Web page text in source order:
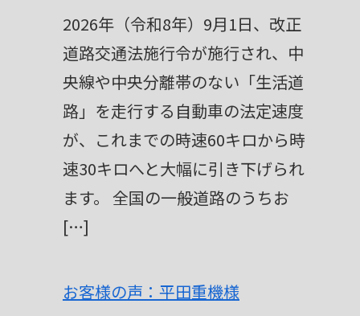
2026年（令和8年）9月1日、改正
道路交通法施行令が施行され、中
央線や中央分離帯のない「生活道
路」を走行する自動車の法定速度
が、これまでの時速60キロから時
速30キロへと大幅に引き下げられ
ます。 全国の一般道路のうちお
[…]
お客様の声：平田重機様